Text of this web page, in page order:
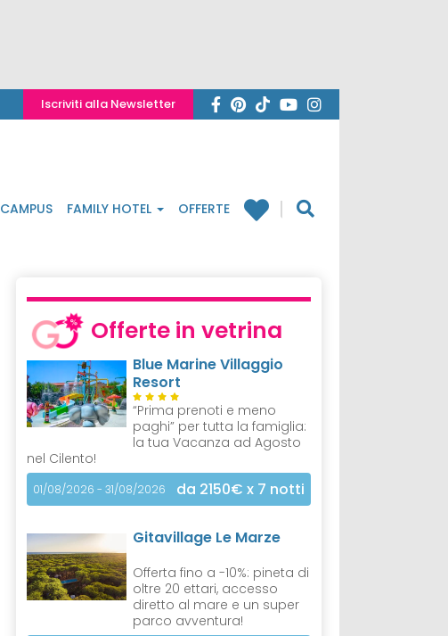
Iscriviti alla Newsletter
CAMPUS FAMILY HOTEL OFFERTE
Offerte in vetrina
Blue Marine Villaggio
Resort
“Prima prenoti e meno
paghi” per tutta la famiglia:
la tua Vacanza ad Agosto
nel Cilento!
01/08/2026 - 31/08/2026 da 2150€ x 7 notti
Gitavillage Le Marze
Offerta fino a -10%: pineta di
oltre 20 ettari, accesso
diretto al mare e un super
parco avventura!